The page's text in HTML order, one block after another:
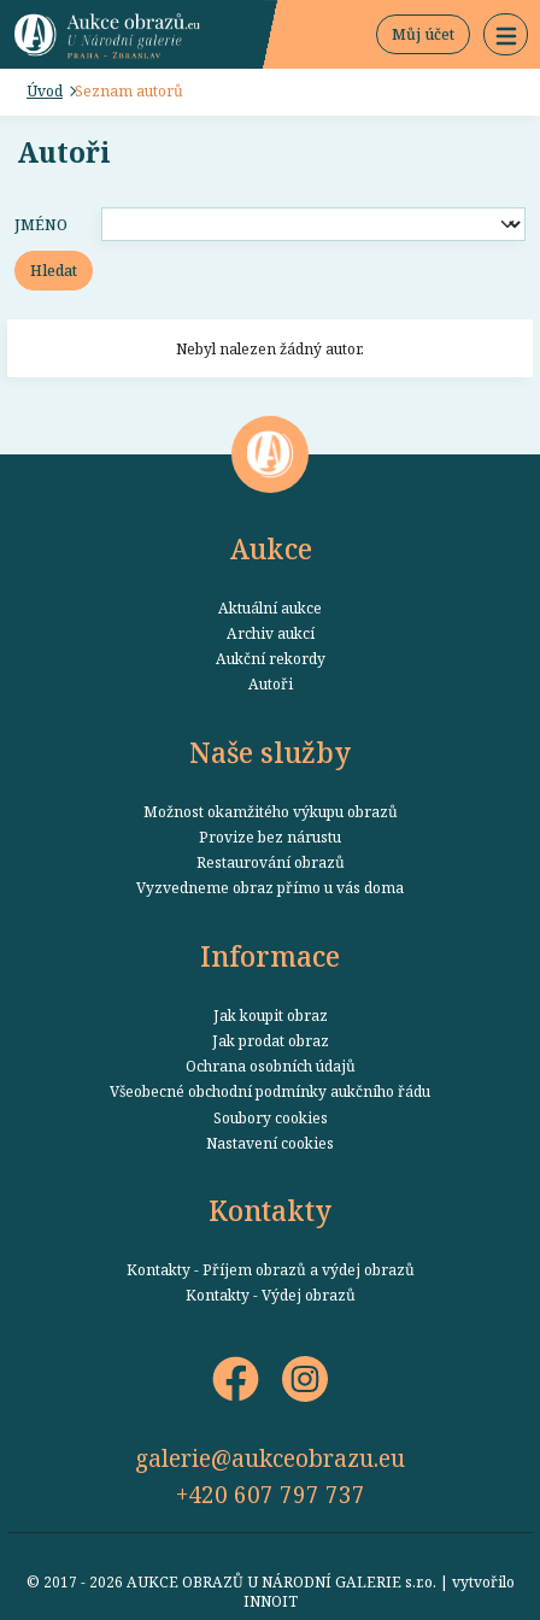
Můj účet
Úvod Seznam autorů
Autoři
JMÉNO
Hledat
Nebyl nalezen žádný autor.
Aukce
Aktuální aukce
Archiv aukcí
Aukční rekordy
Autoři
Naše služby
Možnost okamžitého výkupu obrazů
Provize bez nárustu
Restaurování obrazů
Vyzvedneme obraz přímo u vás doma
Informace
Jak koupit obraz
Jak prodat obraz
Ochrana osobních údajů
Všeobecné obchodní podmínky aukčního řádu
Soubory cookies
Nastavení cookies
Kontakty
Kontakty - Příjem obrazů a výdej obrazů
Kontakty - Výdej obrazů
galerie@aukceobrazu.eu
+420 607 797 737
© 2017 - 2026 AUKCE OBRAZŮ U NÁRODNÍ GALERIE s.r.o. | vytvořilo
INNOIT